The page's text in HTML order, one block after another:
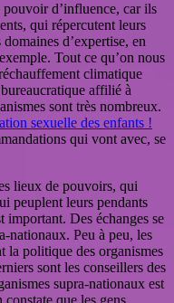
d’influence, car ils
qui répercutent leurs
d’expertise, en
Tout ce qu’on nous
climatique
affilié à
sont très nombreux.
sexuelle des enfants !
qui vont avec, se
lieux de pouvoirs, qui
peuplent leurs pendants
important. Des échanges se
nationaux. Peu à peu, les
la politique des organismes
sont les conseillers des
supra-nationaux est